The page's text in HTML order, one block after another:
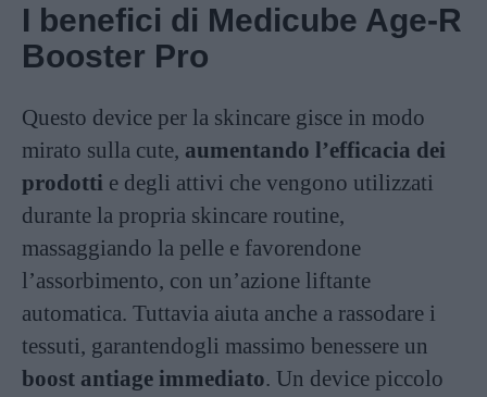
I benefici di Medicube Age-R
Booster Pro
Questo device per la skincare gisce in modo
mirato sulla cute, aumentando l’efficacia dei
prodotti e degli attivi che vengono utilizzati
durante la propria skincare routine,
massaggiando la pelle e favorendone
l’assorbimento, con un’azione liftante
automatica. Tuttavia aiuta anche a rassodare i
tessuti, garantendogli massimo benessere un
boost antiage immediato. Un device piccolo